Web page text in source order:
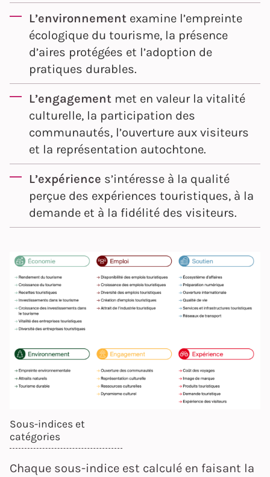
L’environnement examine l’empreinte
écologique du tourisme, la présence
d’aires protégées et l’adoption de
pratiques durables.
L’engagement met en valeur la vitalité
culturelle, la participation des
communautés, l’ouverture aux visiteurs
et la représentation autochtone.
L’expérience s’intéresse à la qualité
perçue des expériences touristiques, à la
demande et à la fidélité des visiteurs.
Sous-indices et
catégories
Chaque sous-indice est calculé en faisant la